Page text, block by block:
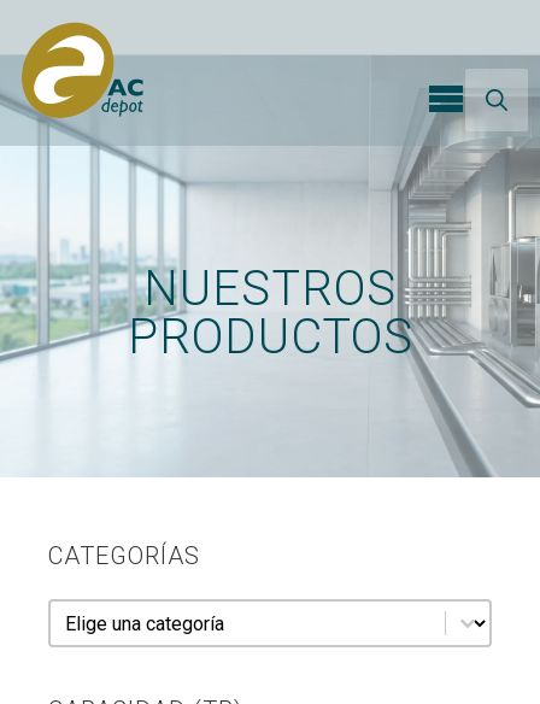
Search
for:
NUESTROS
PRODUCTOS
CATEGORÍAS
Categorías
Categorías